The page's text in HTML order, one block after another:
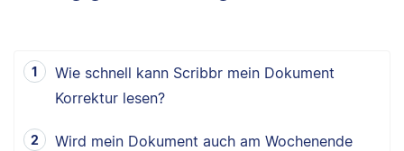
Wie schnell kann Scribbr mein Dokument
Korrektur lesen?
Wird mein Dokument auch am Wochenende